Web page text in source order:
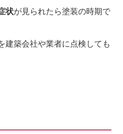
状が見られたら塗装の時期で
建築会社や業者に点検しても